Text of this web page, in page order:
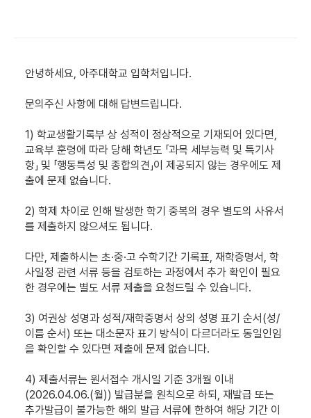
안녕하세요, 아주대학교 입학처입니다.
문의주신 사항에 대해 답변드립니다.
1) 학교생활기록부 상 성적이 정상적으로 기재되어 있다면,
교육부 훈령에 따라 당해 학년도 「과목 세부능력 및 특기사
항」 및 「행동특성 및 종합의견」이 제공되지 않는 경우에도 제
출에 문제 없습니다.
2) 학제 차이로 인해 발생한 학기 중복의 경우 별도의 사유서
를 제출하지 않으셔도 됩니다.
다만, 제출하시는 초·중·고 수학기간 기록표, 재학증명서, 학
사일정 관련 서류 등을 검토하는 과정에서 추가 확인이 필요
한 경우에는 별도 서류 제출을 요청드릴 수 있습니다.
3) 여권상 성명과 성적/재학증명서 상의 성명 표기 순서(성/
이름 순서) 또는 대소문자 표기 방식이 다르더라도 동일인임
을 확인할 수 있다면 제출에 문제 없습니다.
4) 제출서류는 원서접수 개시일 기준 3개월 이내
(2026.04.06.(월)) 발급분을 원칙으로 하되, 재발급 또는
추가발급이 불가능한 해외 발급 서류에 한하여 해당 기간 이